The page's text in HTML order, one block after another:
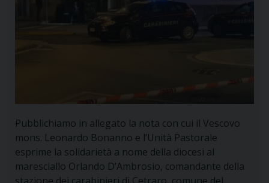
Pubblichiamo in allegato la nota con cui il Vescovo
mons. Leonardo Bonanno e l’Unità Pastorale
esprime la solidarietà a nome della diocesi al
maresciallo Orlando D’Ambrosio, comandante della